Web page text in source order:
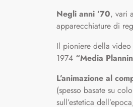
Negli anni ’70, vari
apparecchiature di
Il pioniere della video
1974 “Media
L’animazione al
(spesso basate su
sull’estetica